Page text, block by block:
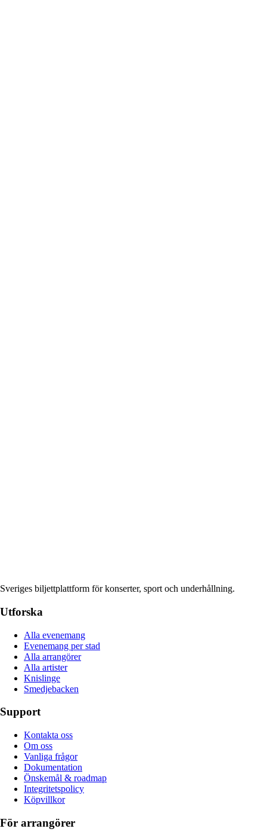
Sveriges biljettplattform för konserter, sport och underhållning.
Utforska
Alla evenemang
Evenemang per stad
Alla arrangörer
Alla artister
Knislinge
Smedjebacken
Support
Kontakta oss
Om oss
Vanliga frågor
Dokumentation
Önskemål & roadmap
Integritetspolicy
Köpvillkor
För arrangörer